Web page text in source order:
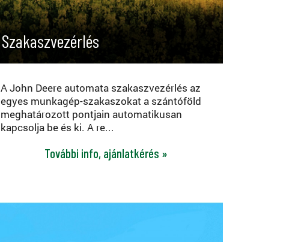
Szakaszvezérlés
A John Deere automata szakaszvezérlés az
egyes munkagép-szakaszokat a szántóföld
meghatározott pontjain automatikusan
kapcsolja be és ki. A re...
További info, ajánlatkérés »